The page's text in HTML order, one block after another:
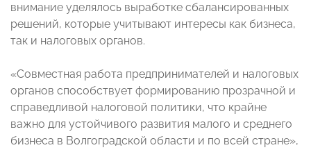
внимание уделялось выработке сбалансированных
решений, которые учитывают интересы как бизнеса,
так и налоговых органов.
«Совместная работа предпринимателей и налоговых
органов способствует формированию прозрачной и
справедливой налоговой политики, что крайне
важно для устойчивого развития малого и среднего
бизнеса в Волгоградской области и по всей стране»,